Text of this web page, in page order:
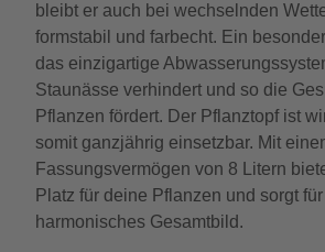
bleibt er auch bei wechselnden
formstabil und farbecht. Ein
das einzigartige
Staunässe verhindert und so die
Pflanzen fördert. Der Pflanztopf ist
somit ganzjährig einsetzbar. Mit
Fassungsvermögen von 8 Litern
Platz für deine Pflanzen und sorgt
harmonisches Gesamtbild.